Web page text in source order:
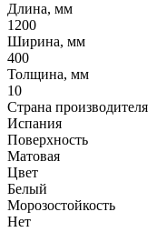
Длина, мм
1200
Ширина, мм
400
Толщина, мм
10
Страна производителя
Испания
Поверхность
Матовая
Цвет
Белый
Морозостойкость
Нет